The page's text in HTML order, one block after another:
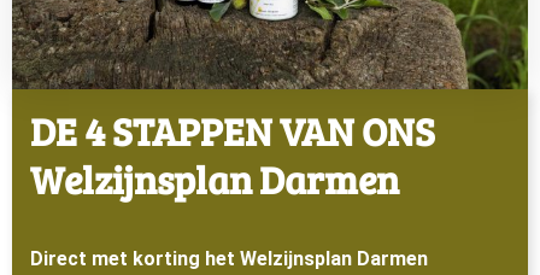
DE 4 STAPPEN VAN ONS
Welzijnsplan Darmen
Direct met korting het Welzijnsplan Darmen